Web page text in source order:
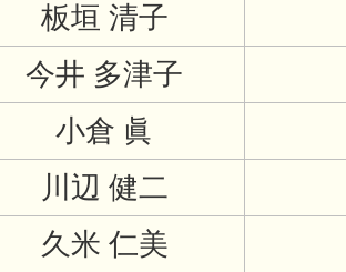
板垣 清子
今井 多津子
小倉 眞
川辺 健二
久米 仁美